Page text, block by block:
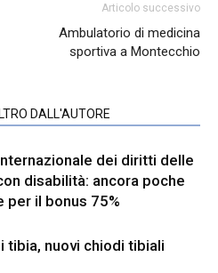
Articolo successivo
Ambulatorio di medicina
sportiva a Montecchio
DALL'AUTORE
dei diritti delle
disabilità: ancora poche
per il bonus 75%
tibia, nuovi chiodi tibiali